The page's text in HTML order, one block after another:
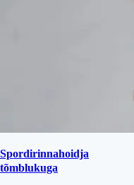
Spordirinnahoidja
tõmblukuga